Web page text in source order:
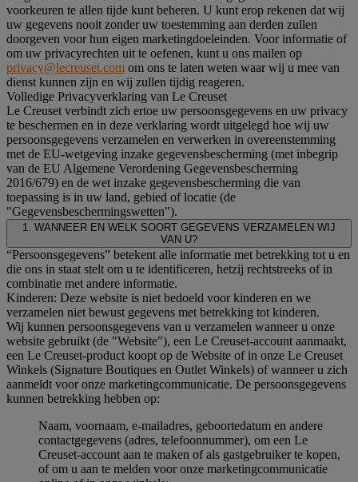
voorkeuren te allen tijde kunt beheren. U kunt erop rekenen dat wij
uw gegevens nooit zonder uw toestemming aan derden zullen
doorgeven voor hun eigen marketingdoeleinden. Voor informatie of
om uw privacyrechten uit te oefenen, kunt u ons mailen op
privacy@lecreuset.com om ons te laten weten waar wij u mee van
dienst kunnen zijn en wij zullen tijdig reageren.
Volledige Privacyverklaring van Le Creuset
Le Creuset verbindt zich ertoe uw persoonsgegevens en uw privacy
te beschermen en in deze verklaring wordt uitgelegd hoe wij uw
persoonsgegevens verzamelen en verwerken in overeenstemming
met de EU-wetgeving inzake gegevensbescherming (met inbegrip
van de EU Algemene Verordening Gegevensbescherming
2016/679) en de wet inzake gegevensbescherming die van
toepassing is in uw land, gebied of locatie (de
"Gegevensbeschermingswetten").
1. WANNEER EN WELK SOORT GEGEVENS VERZAMELEN WIJ
VAN U?
“Persoonsgegevens” betekent alle informatie met betrekking tot u en
die ons in staat stelt om u te identificeren, hetzij rechtstreeks of in
combinatie met andere informatie.
Kinderen: Deze website is niet bedoeld voor kinderen en we
verzamelen niet bewust gegevens met betrekking tot kinderen.
Wij kunnen persoonsgegevens van u verzamelen wanneer u onze
website gebruikt (de "Website"), een Le Creuset-account aanmaakt,
een Le Creuset-product koopt op de Website of in onze Le Creuset
Winkels (Signature Boutiques en Outlet Winkels) of wanneer u zich
aanmeldt voor onze marketingcommunicatie. De persoonsgegevens
kunnen betrekking hebben op:
Naam, voornaam, e-mailadres, geboortedatum en andere
contactgegevens (adres, telefoonnummer), om een Le
Creuset-account aan te maken of als gastgebruiker te kopen,
of om u aan te melden voor onze marketingcommunicatie